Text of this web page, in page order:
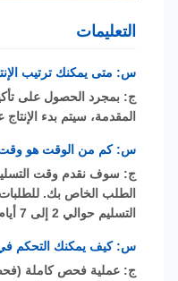
التعليمات
س: متى يمكنك ترتيب الإنتاج
ج: بمجرد الحصول على تأكيد
المقدمة، سيتم بدء الإنتاج على
س: كم من الوقت هو وقت
ج: سوف نقدم وقت التسليم
التسليم حوالي 2 إلى 7 أيام عمل.
س: كيف يمكنك التحكم في
ج: عملية فحص كاملة (فحص